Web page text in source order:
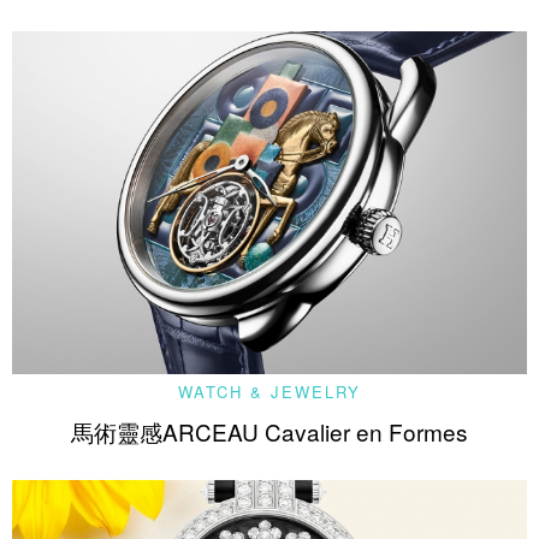
WATCH & JEWELRY
馬術靈感ARCEAU Cavalier en Formes